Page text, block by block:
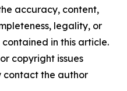
accuracy, content,
legality, or
in this article.
copyright issues
contact the author